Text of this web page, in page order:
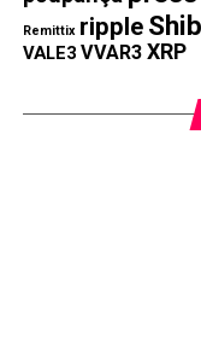
Remittix ripple
VALE3 VVAR3 XRP